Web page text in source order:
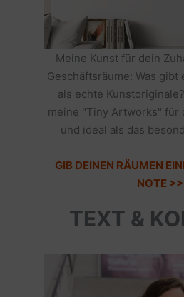
Meine Kunst für dein
Geschäftsräume: Was
als echte
meine "Tiny Artworks" für
und ideal als das
GIB DEINEN RÄUMEN
NOTE >>
TEXT &